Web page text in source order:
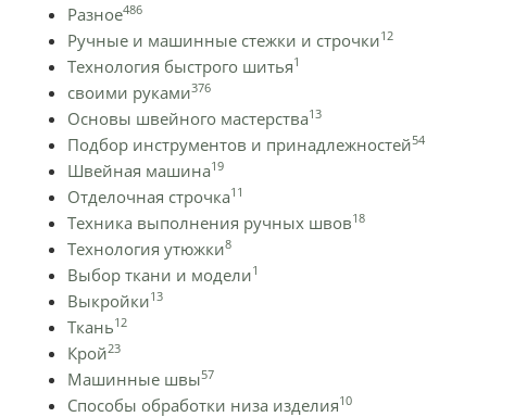
Разное486
Ручные и машинные стежки и строчки12
Технология быстрого шитья1
своими руками376
Основы швейного мастерства13
Подбор инструментов и принадлежностей54
Швейная машина19
Отделочная строчка11
Техника выполнения ручных швов18
Технология утюжки8
Выбор ткани и модели1
Выкройки13
Ткань12
Крой23
Машинные швы57
Способы обработки низа изделия10